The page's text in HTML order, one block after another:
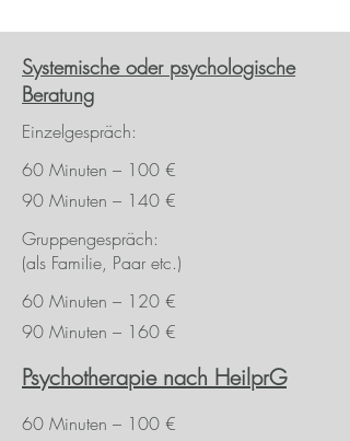
Systemische oder psychologische
Beratung
Einzelgespräch:
60 Minuten – 100 €
90 Minuten – 140 €
Gruppengespräch:
(als Familie, Paar etc.)
60 Minuten – 120 €
90 Minuten – 160 €
Psychotherapie nach HeilprG
60 Minuten – 100 €